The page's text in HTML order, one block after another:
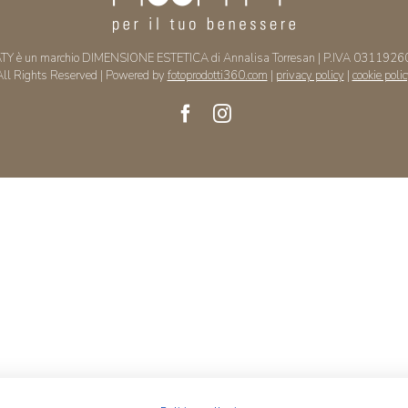
è un marchio DIMENSIONE ESTETICA di Annalisa Torresan | P.IVA
Rights Reserved | Powered by fotoprodotti360.com | privacy policy | cookie
FacebookInstagram